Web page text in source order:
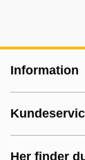
Information
Her finder